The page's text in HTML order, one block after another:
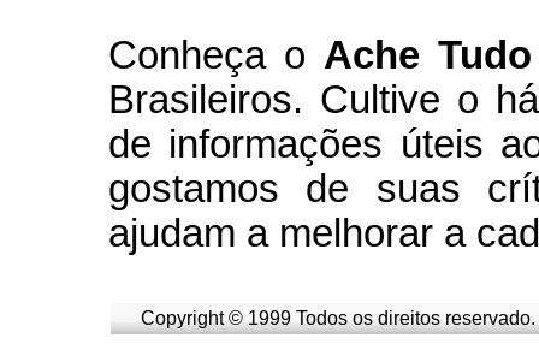
Conheçao Ache
Brasileiros. Cultive o
de informações úteis
gostamos de suas
ajudam a melhorar a
Copyright © 1999 Todos os direitos reservado.